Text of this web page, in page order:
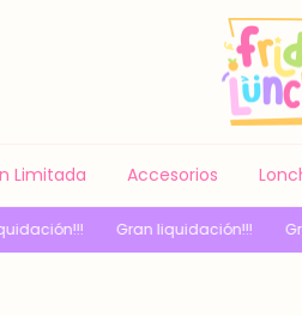
Limitada Accesorios
liquidación!!! Gran liquidación!!!